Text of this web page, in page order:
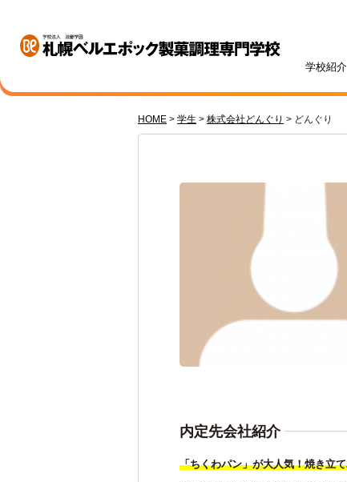
学校紹介
学校紹介
先
学科・専攻紹介
調理師科
入試情報
総合
学費・奨学金
学費
資格・就職
就職
キャンパスライフ
年間
訪問者別
社
オープンキャンパス
オ
HOME > 学生 > 株式会社どんぐり > どんぐり
内定先会社紹介
「ちくわパン」が大人気！焼き立